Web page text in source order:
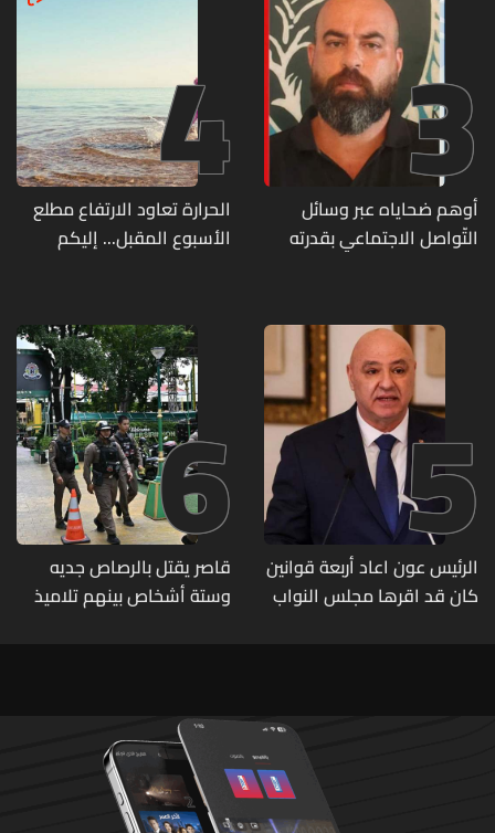
3
أوهم ضحاياه عبر وسائل
التّواصل الاجتماعي بقدرته
وقع ضحيّة أعماله؟
4
الحرارة تعاود الارتفاع مطلع
الأسبوع المقبل... إليكم
5
الرئيس عون اعاد أربعة قوانين
كان قد اقرها مجلس النواب
6
قاصر يقتل بالرصاص جديه
وستة أشخاص بينهم تلاميذ